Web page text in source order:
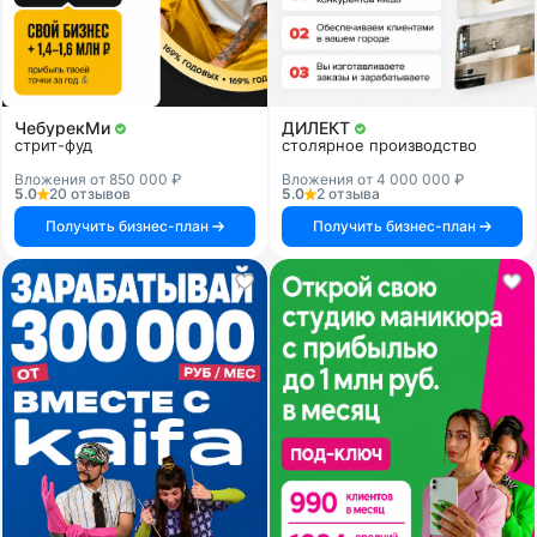
ЧебурекМи
стрит-фуд
Вложения от 850 000 ₽
5.0
20 отзывов
Получить бизнес-план
ДИЛЕКТ
столярное производство
Вложения от 4 000 000 ₽
5.0
2 отзыва
Получить бизнес-план